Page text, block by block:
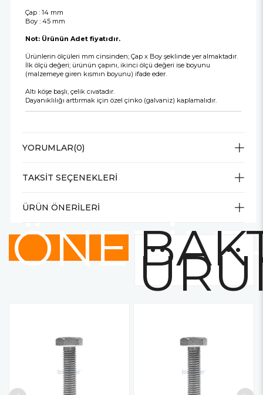
Çap : 14 mm
Boy : 45 mm
Not: Ürünün Adet fiyatıdır.
Ürünlerin ölçüleri mm cinsinden; Çap x Boy şeklinde yer almaktadır.
İlk ölçü değeri; ürünün çapını, ikinci ölçü değeri ise boyunu
(malzemeye giren kısmın boyunu) ifade eder.
Altı köşe başlı, çelik cıvatadır.
Dayanıklılığı arttırmak için özel çinko (galvaniz) kaplamalıdır.
YORUMLAR(0)
TAKSIT SEÇENEKLERI
ÜRÜN ÖNERILERI